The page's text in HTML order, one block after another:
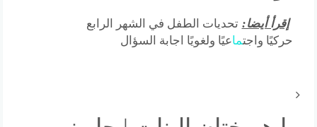
إقرأ أيضا: تحديات الطفل في الشهر الرابع
حركيًا واجتما عيًا ولغويًا اجابة السؤال